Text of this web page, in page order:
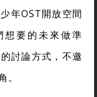
年OST開放空間
要的未來做準
討論方式，不邀